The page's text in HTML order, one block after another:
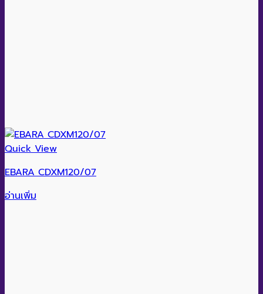
Quick View
EBARA CDXM120/07
อ่านเพิ่ม